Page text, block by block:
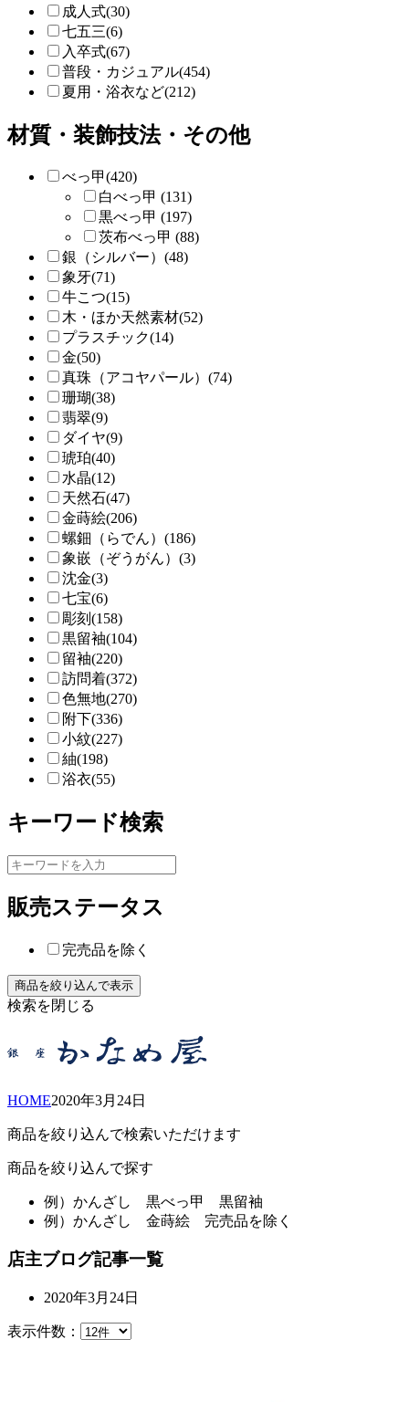
成人式(30)
七五三(6)
入卒式(67)
普段・カジュアル(454)
夏用・浴衣など(212)
材質・装飾技法・その他
べっ甲(420)
白べっ甲 (131)
黒べっ甲 (197)
茨布べっ甲 (88)
銀（シルバー）(48)
象牙(71)
牛こつ(15)
木・ほか天然素材(52)
プラスチック(14)
金(50)
真珠（アコヤパール）(74)
珊瑚(38)
翡翠(9)
ダイヤ(9)
琥珀(40)
水晶(12)
天然石(47)
金蒔絵(206)
螺鈿（らでん）(186)
象嵌（ぞうがん）(3)
沈金(3)
七宝(6)
彫刻(158)
黒留袖(104)
留袖(220)
訪問着(372)
色無地(270)
附下(336)
小紋(227)
紬(198)
浴衣(55)
キーワード検索
販売ステータス
完売品を除く
検索を閉じる
HOME2020年3月 24日
商品を絞り込んで検索いただけます
商品を絞り込んで探す
例） かんざし 黒べっ甲 黒留袖
例） かんざし 金蒔絵 完売品を除く
店主ブログ記事一覧
2020年3月24日
表示件数：